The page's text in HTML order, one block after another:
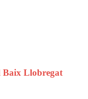
Baix Llobregat